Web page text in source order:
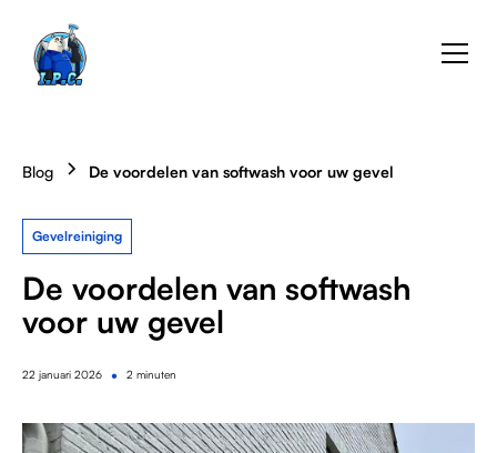
Blog De voordelen van softwash voor uw gevel
Gevelreiniging
De voordelen van softwash
voor uw gevel
22 januari 2026 • 2 minuten